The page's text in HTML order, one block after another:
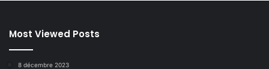
Most Viewed Posts
8 décembre 2023